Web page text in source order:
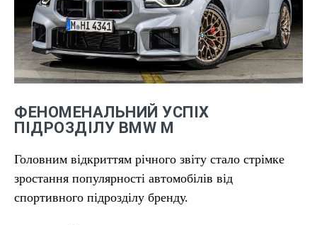
ФЕНОМЕНАЛЬНИЙ УСПІХ
ПІДРОЗДІЛУ BMW M
Головним відкриттям річного звіту стало стрімке
зростання популярності автомобілів від
спортивного підрозділу бренду.